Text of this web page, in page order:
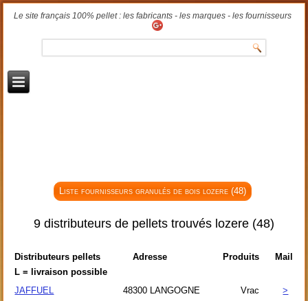
Le site français 100% pellet : les fabricants - les marques - les fournisseurs
Liste fournisseurs granulés de bois lozere (48)
9 distributeurs de pellets trouvés lozere (48)
Distributeurs pellets
L = livraison possible
Adresse Produits Mail
JAFFUEL 48300 LANGOGNE Vrac
>